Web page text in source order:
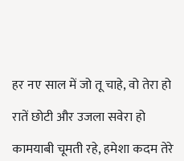
हर नए साल में जो तू चाहे, वो तेरा हो
रातें छोटी और उजला सवेरा हो
कामयाबी चूमती रहे, हमेशा कदम तेरे